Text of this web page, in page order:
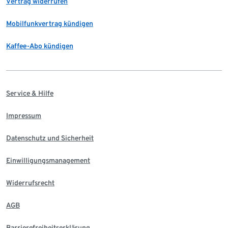
Mobilfunkvertrag kündigen
Kaffee-Abo kündigen
Service & Hilfe
Impressum
Datenschutz und Sicherheit
Einwilligungsmanagement
Widerrufsrecht
AGB